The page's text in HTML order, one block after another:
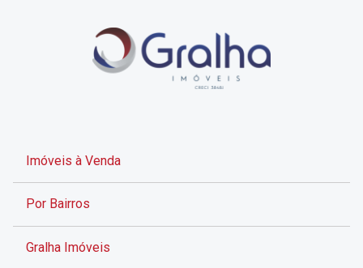
Imóveis à Venda
Por Bairros
Gralha Imóveis